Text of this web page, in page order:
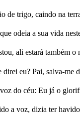
de trigo, caindo na
odeia a sua vida
ali estará também
eu? Pai, salva-me
do céu: Eu já o
a voz, dizia ter